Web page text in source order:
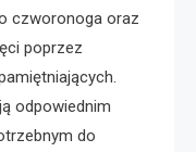
czworonoga oraz
poprzez
odpowiednim
do